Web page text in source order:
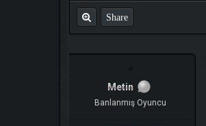
Share
Metin
Banlanmış Oyuncu